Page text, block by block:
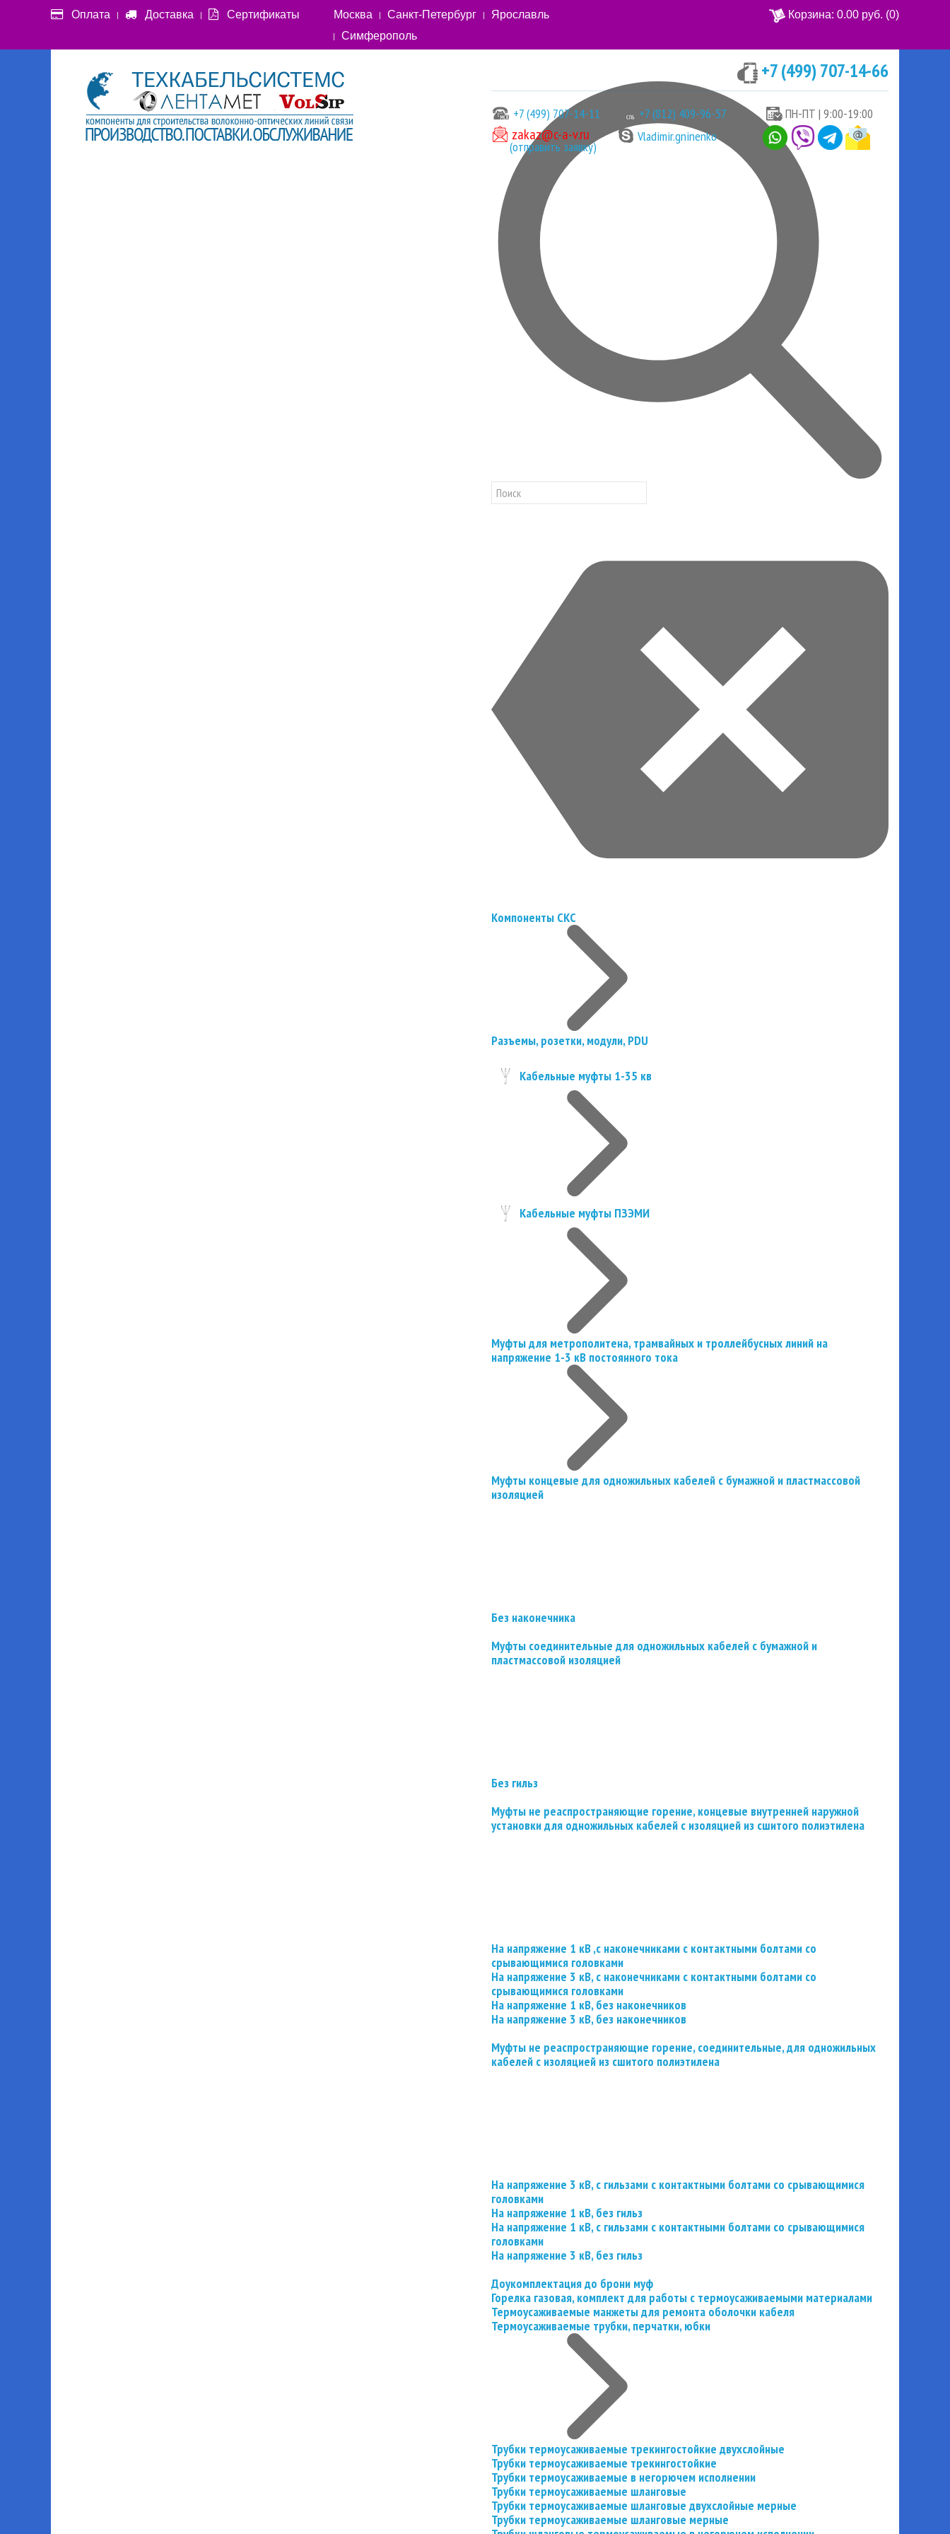
Оплата Доставка Сертификаты Москва Санкт-Петербург
Ярославль
Симферополь
Корзина: 0.00 руб. (0)
+7 (499) 707-14-66
+7 (499) 707-14-11 +7 (812) 409-96-57 ПН-ПТ | 9:00-19:00
zakaz@c-a-v.ru
(отправить заявку)
Vladimir.gninenko
Компоненты СКС
Разъемы, розетки, модули, PDU
Кабельные муфты 1-35 кв
Кабельные муфты ПЗЭМИ
Муфты для метрополитена, трамвайных и троллейбусных линий на
напряжение 1-3 кВ постоянного тока
Муфты концевые для одножильных кабелей с бумажной и пластмассовой
изоляцией
Без наконечника
Муфты соединительные для одножильных кабелей с бумажной и
пластмассовой изоляцией
Без гильз
Муфты не реаспространяющие горение, концевые внутренней наружной
установки для одножильных кабелей с изоляцией из сшитого полиэтилена
На напряжение 1 кВ ,с наконечниками с контактными болтами со
срывающимися головками
На напряжение 3 кВ, с наконечниками с контактными болтами со
срывающимися головками
На напряжение 1 кВ, без наконечников
На напряжение 3 кВ, без наконечников
Муфты не реаспространяющие горение, соединительные, для одножильных
кабелей с изоляцией из сшитого полиэтилена
На напряжение 3 кВ, с гильзами с контактными болтами со срывающимися
головками
На напряжение 1 кВ, без гильз
На напряжение 1 кВ, с гильзами с контактными болтами со срывающимися
головками
На напряжение 3 кВ, без гильз
Доукомплектация до брони муф
Горелка газовая, комплект для работы с термоусаживаемыми материалами
Термоусаживаемые манжеты для ремонта оболочки кабеля
Термоусаживаемые трубки, перчатки, юбки
Трубки термоусаживаемые трекингостойкие двухслойные
Трубки термоусаживаемые трекингостойкие
Трубки термоусаживаемые в негорючем исполнении
Трубки термоусаживаемые шланговые
Трубки термоусаживаемые шланговые двухслойные мерные
Трубки термоусаживаемые шланговые мерные